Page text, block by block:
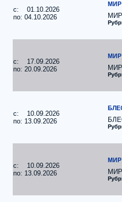
c: 01.10.2026
по: 04.10.2026
МИР
c: 17.09.2026
по: 20.09.2026
МИР
c: 10.09.2026
по: 13.09.2026
c: 10.09.2026
по: 13.09.2026
МИР